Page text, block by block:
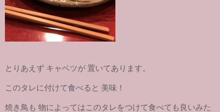
とりあえず キャベツが 置いてあります。
このタレに付けて食べると 美味！
焼き鳥も 物によってはこのタレをつけて食べても良いみた